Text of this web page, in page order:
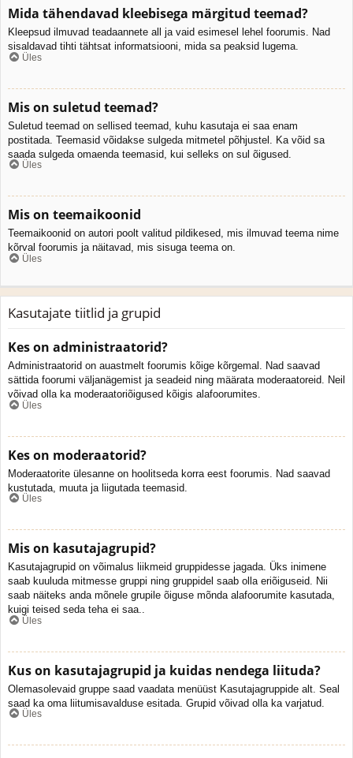
Mida tähendavad kleebisega märgitud teemad?
Kleepsud ilmuvad teadaannete all ja vaid esimesel lehel foorumis. Nad
sisaldavad tihti tähtsat informatsiooni, mida sa peaksid lugema.
Üles
Mis on suletud teemad?
Suletud teemad on sellised teemad, kuhu kasutaja ei saa enam
postitada. Teemasid võidakse sulgeda mitmetel põhjustel. Ka võid sa
saada sulgeda omaenda teemasid, kui selleks on sul õigused.
Üles
Mis on teemaikoonid
Teemaikoonid on autori poolt valitud pildikesed, mis ilmuvad teema nime
kõrval foorumis ja näitavad, mis sisuga teema on.
Üles
Kasutajate tiitlid ja grupid
Kes on administraatorid?
Administraatorid on auastmelt foorumis kõige kõrgemal. Nad saavad
sättida foorumi väljanägemist ja seadeid ning määrata moderaatoreid. Neil
võivad olla ka moderaatoriõigused kõigis alafoorumites.
Üles
Kes on moderaatorid?
Moderaatorite ülesanne on hoolitseda korra eest foorumis. Nad saavad
kustutada, muuta ja liigutada teemasid.
Üles
Mis on kasutajagrupid?
Kasutajagrupid on võimalus liikmeid gruppidesse jagada. Üks inimene
saab kuuluda mitmesse gruppi ning gruppidel saab olla eriõiguseid. Nii
saab näiteks anda mõnele grupile õiguse mõnda alafoorumite kasutada,
kuigi teised seda teha ei saa..
Üles
Kus on kasutajagrupid ja kuidas nendega liituda?
Olemasolevaid gruppe saad vaadata menüüst Kasutajagruppide alt. Seal
saad ka oma liitumisavalduse esitada. Grupid võivad olla ka varjatud.
Üles